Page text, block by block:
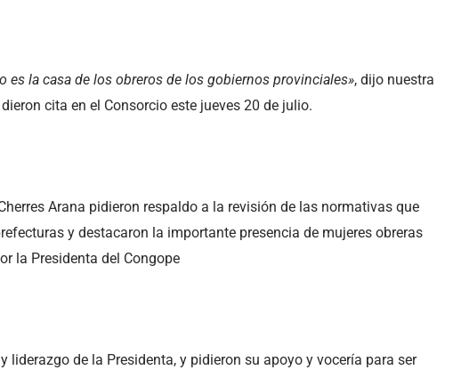
es la casa de los obreros de los gobiernos provinciales», dijo nuestra
cita en el Consorcio este jueves 20 de julio.
Arana pidieron respaldo a la revisión de las normativas que
y destacaron la importante presencia de mujeres obreras
la Presidenta del Congope
liderazgo de la Presidenta, y pidieron su apoyo y vocería para ser